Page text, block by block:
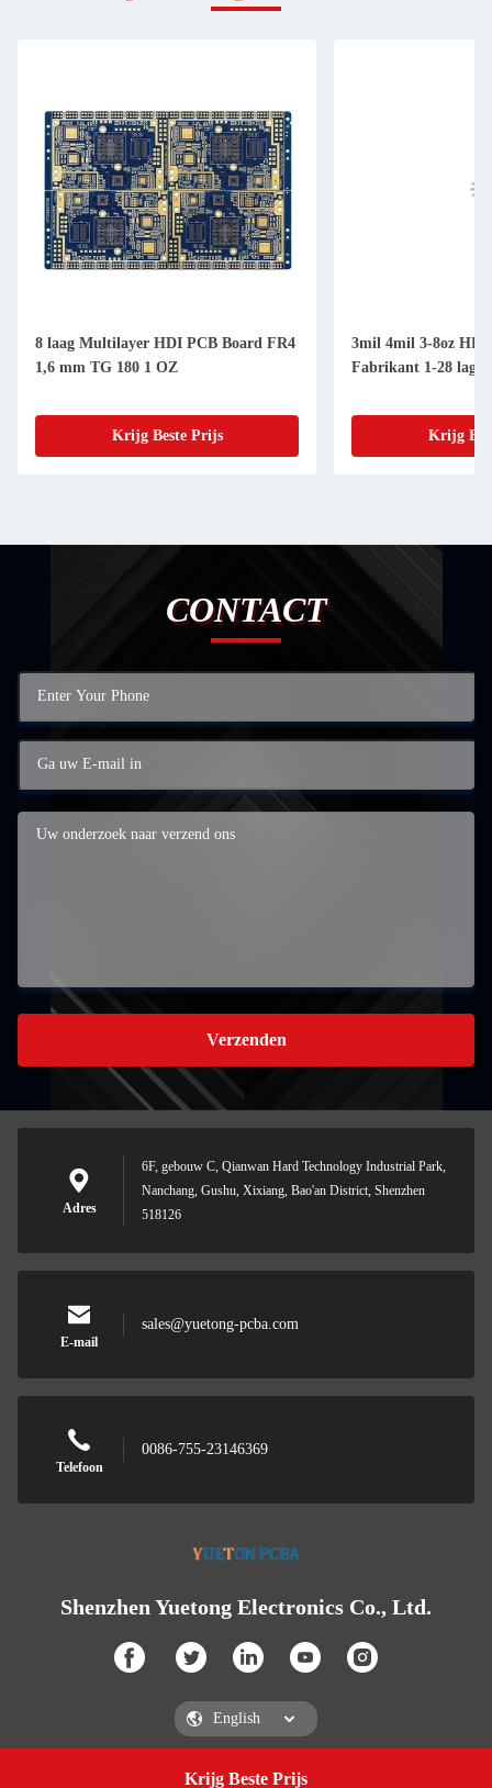
Krijg Beste Prijs
8 laag Multilayer HDI PCB Board FR4
1,6 mm TG 180 1 OZ
Krijg Beste Prijs
3mil 4mil 3-8oz HDI
Fabrikant 1-28 lagen
Krijg
CONTACT
Verzenden
Adres
6F, gebouw C, Qianwan Hard Technology Industrial Park,
Nanchang, Gushu, Xixiang, Bao'an District, Shenzhen
518126
E-mail
sales@yuetong-pcba.com
Telefoon
0086-755-23146369
Shenzhen Yuetong Electronics Co., Ltd.
Shenzhen Yuetong Electronics Co., Ltd.